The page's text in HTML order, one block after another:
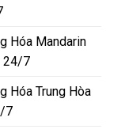
Hóa Mandarin
24/7
Hóa Trung Hòa
7